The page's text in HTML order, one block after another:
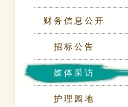
财务信息公开
招标公告
媒体采访
护理园地